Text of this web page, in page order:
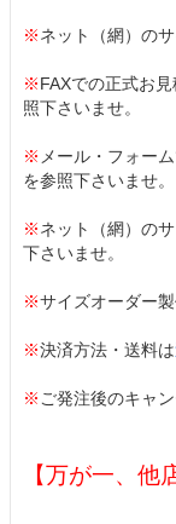
※ネット（網）の
※FAXでの正式お
照下さいませ。
※ メール・フォー
を参照下さいませ。
※ネット（網）の
下さいませ。
※サイズオーダー
※決済方法・送料は
※ ご発注後のキャ
【万が一、他